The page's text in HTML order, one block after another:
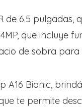
6.5
que incluye
de sobra
A16 Bionic,
te permite